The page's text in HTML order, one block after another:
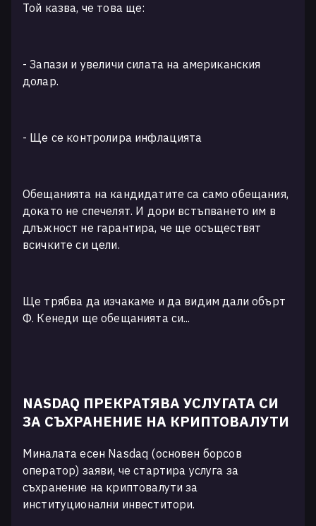
Той казва, че това ще:
- Запази и увеличи силата на американския
долар.
- Ще се контролира инфлацията
Обещанията на кандидатите са само обещания,
докато не спечелят. И дори встъпването им в
длъжност не гарантира, че ще осъществят
всичките си цели.
Ще трябва да изчакаме и да видим дали обърт
Ф. Кенеди ще обещанията си...
NASDAQ ПРЕКРАТЯВА УСЛУГАТА СИ
ЗА СЪХРАНЕНИЕ НА КРИПТОВАЛУТИ
Миналата есен Nasdaq (основен борсов
оператор) заяви, че стартира услуга за
съхранение на криптовалути за
институционални инвеститори.